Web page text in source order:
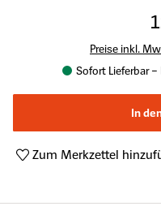
Preise inkl.
Sofort Lieferbar
In
Zum Merkzettel